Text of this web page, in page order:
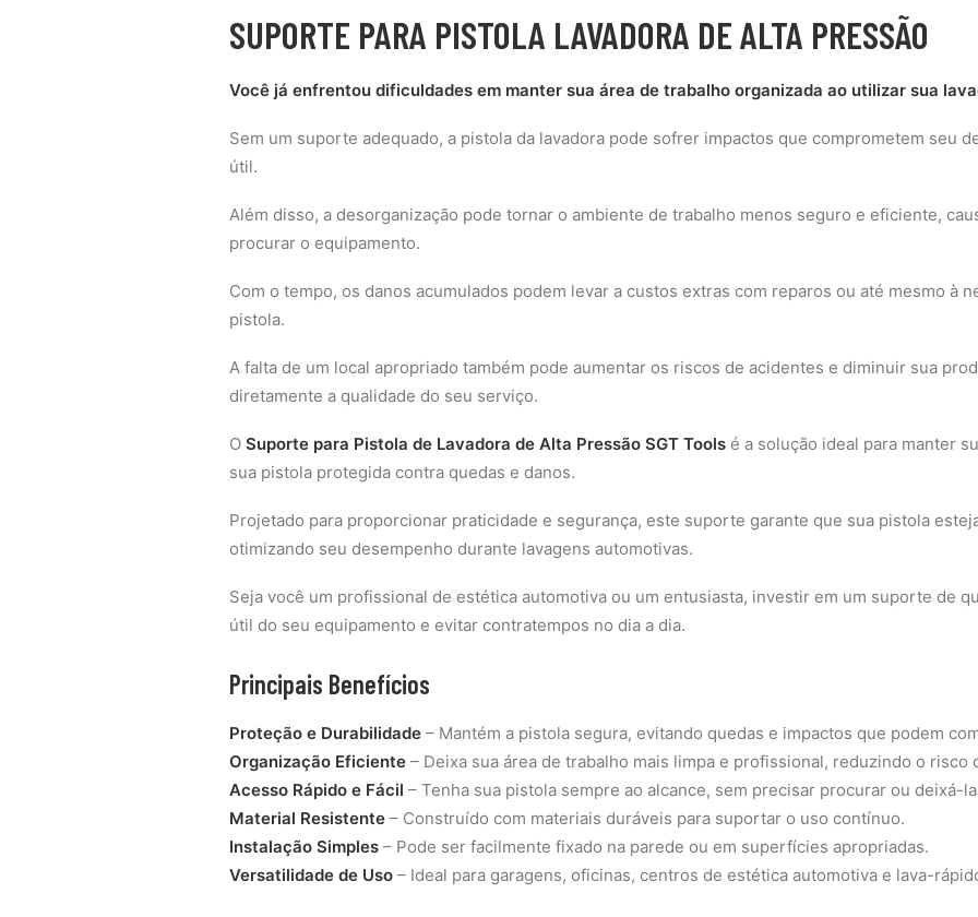
SUPORTE PARA PISTOLA LAVADORA DE ALTA PRESSÃO
Você já enfrentou dificuldades em manter sua área de trabalho organizada ao utilizar sua
Sem um suporte adequado, a pistola da lavadora pode sofrer impactos que comprometem seu
útil.
Além disso, a desorganização pode tornar o ambiente de trabalho menos seguro e eficiente,
procurar o equipamento.
Com o tempo, os danos acumulados podem levar a custos extras com reparos ou até mesmo à
pistola.
A falta de um local apropriado também pode aumentar os riscos de acidentes e diminuir sua
diretamente a qualidade do seu serviço.
O Suporte para Pistola de Lavadora de Alta Pressão SGT Tools é a solução ideal para manter
sua pistola protegida contra quedas e danos.
Projetado para proporcionar praticidade e segurança, este suporte garante que sua pistola
otimizando seu desempenho durante lavagens automotivas.
Seja você um profissional de estética automotiva ou um entusiasta, investir em um suporte de
útil do seu equipamento e evitar contratempos no dia a dia.
Principais Benefícios
Proteção e Durabilidade – Mantém a pistola segura, evitando quedas e impactos que podem
Organização Eficiente – Deixa sua área de trabalho mais limpa e profissional, reduzindo o risco
Acesso Rápido e Fácil – Tenha sua pistola sempre ao alcance, sem precisar procurar ou deixá-
Material Resistente – Construído com materiais duráveis para suportar o uso contínuo.
Instalação Simples – Pode ser facilmente fixado na parede ou em superfícies apropriadas.
Versatilidade de Uso – Ideal para garagens, oficinas, centros de estética automotiva e lava-